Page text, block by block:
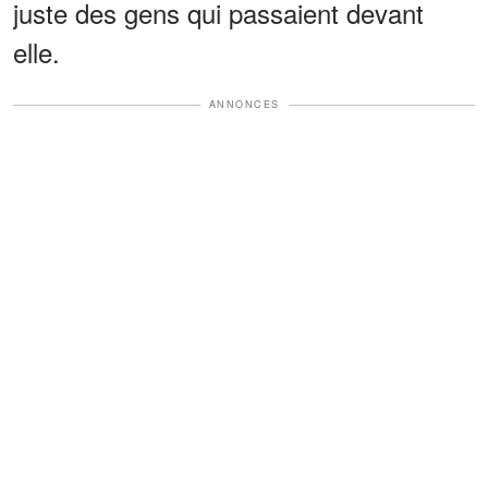
juste des gens qui passaient devant
elle.
ANNONCES